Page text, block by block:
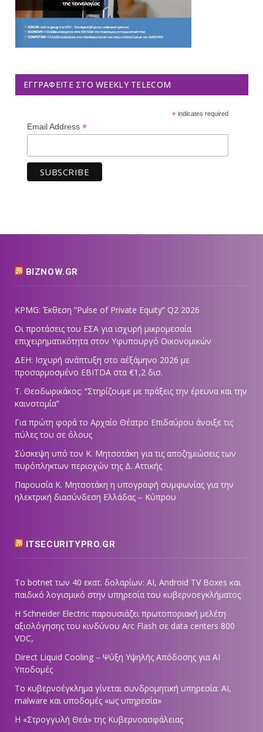
ΕΓΓΡΑΦΕΊΤΕ ΣΤΟ WEEKLY TELECOM
*indicates required
Email Address *
BIZNOW.GR
KPMG: Έκθεση “Pulse of Private Equity” Q2 2026
Οι προτάσεις του ΕΣΑ για ισχυρή μικρομεσαία
επιχειρηματικότητα στον Υφυπουργό Οικονομικών
ΔΕΗ: Ισχυρή ανάπτυξη στο α΄εξάμηνο 2026 με
προσαρμοσμένο EBITDA στα €1,2 δισ.
Τ. Θεοδωρικάκος: “Στηρίζουμε με πράξεις την έρευνα και την
καινοτομία”
Για πρώτη φορά το Αρχαίο Θέατρο Επιδαύρου άνοιξε τις
πύλες του σε όλους
Σύσκεψη υπό τον Κ. Μητσοτάκη για τις αποζημιώσεις των
πυρόπληκτων περιοχών της Δ. Αττικής
Παρουσία Κ. Μητσοτάκη η υπογραφή συμφωνίας για την
ηλεκτρική διασύνδεση Ελλάδας – Κύπρου
ITSECURITYPRO.GR
Το botnet των 40 εκατ. δολαρίων: AI, Android TV Boxes και
παιδικό λογισμικό στην υπηρεσία του κυβερνοεγκλήματος
Η Schneider Electric παρουσιάζει πρωτοποριακή μελέτη
αξιολόγησης του κινδύνου Arc Flash σε data centers 800
VDC,
Direct Liquid Cooling – Ψύξη Υψηλής Απόδοσης για AI
Υποδομές
Το κυβερνοέγκλημα γίνεται συνδρομητική υπηρεσία: AI,
malware και υποδομές «ως υπηρεσία»
Η «Στρογγυλή Θεά» της Κυβερνοασφάλειας